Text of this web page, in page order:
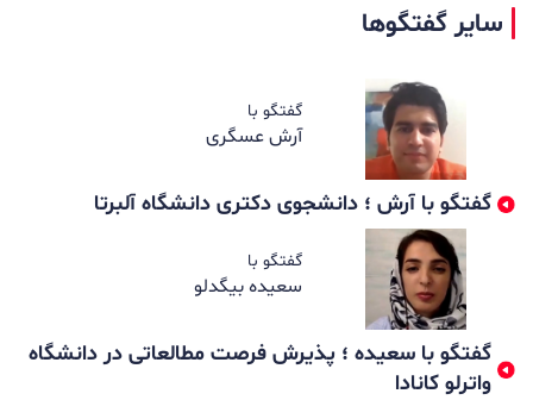
سایر گفتگوها
گفتگو با
آرش عسگری
گفتگو با آرش ؛ دانشجوی دکتری دانشگاه آلبرتا
گفتگو با
سعیده بیگدلو
گفتگو با سعیده ؛ پذیرش فرصت مطالعاتی در دانشگاه
واترلو کانادا